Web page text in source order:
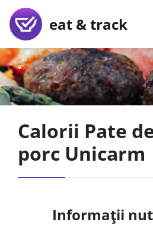
eat & track
Calorii Pate
porc Unicarm
Informații